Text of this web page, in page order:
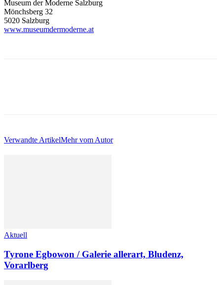
Museum der Moderne Salzburg
Mönchsberg 32
5020 Salzburg
www.museumdermoderne.at
Verwandte ArtikelMehr vom Autor
Aktuell
Tyrone Egbowon / Galerie allerart, Bludenz,
Vorarlberg